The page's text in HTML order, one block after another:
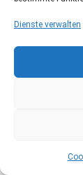
Dienste verwalten